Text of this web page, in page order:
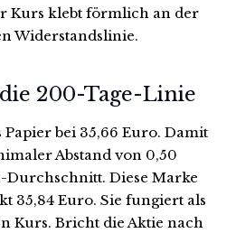
Kurs klebt förmlich an der
Widerstandslinie.
200-Tage-Linie
Papier bei 35,66 Euro. Damit
Abstand von 0,50
Durchschnitt. Diese Marke
35,84 Euro. Sie fungiert als
Kurs. Bricht die Aktie nach